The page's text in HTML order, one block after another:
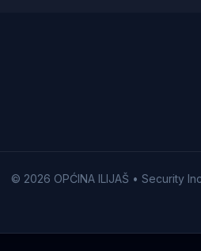
© 2026 OPĆINA ILIJAŠ • Security